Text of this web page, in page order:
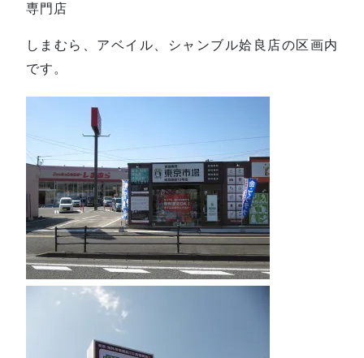
専門店
しまむら、アベイル、シャンブル姶良店の区画内
です。